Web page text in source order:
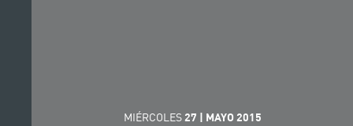
MIÉRCOLES 27 | MAYO 2015